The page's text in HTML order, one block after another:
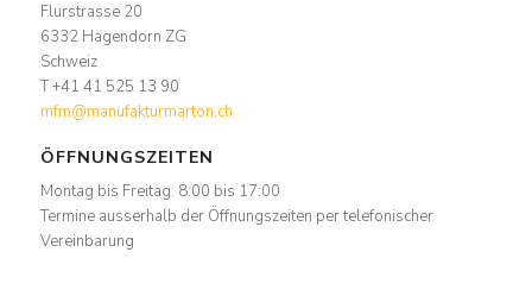
Flurstrasse 20
6332 Hagendorn ZG
Schweiz
T +41 41 525 13 90
mfm@manufakturmarton.ch
ÖFFNUNGSZEITEN
Montag bis Freitag: 8:00 bis 17:00
Termine ausserhalb der Öffnungszeiten per telefonischer
Vereinbarung